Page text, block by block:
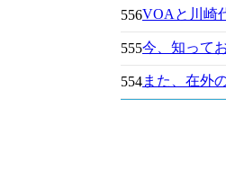
556VOAと川崎
555今、知って
554また、在外